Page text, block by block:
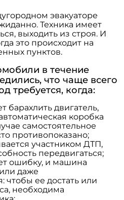
эвакуаторе
Техника имеет
выходить из строя. И
это происходит на
пунктов.
в течение
что чаще всего
требуется, когда:
барахлить двигатель,
коробка
самостоятельное
противопоказано;
участником ДТП,
передвигаться;
ошибку, и машина
даже
чтобы ее достать или
необходима